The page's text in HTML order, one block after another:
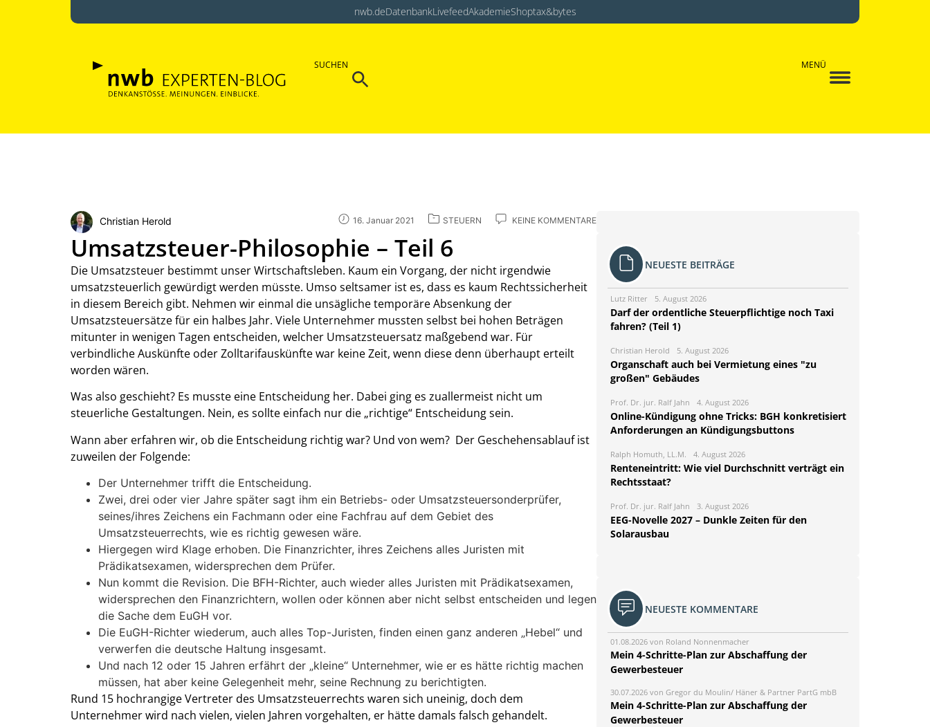
nwb.deDatenbankLivefeedAkademieShoptax&bytes
SUCHEN
Search
MENÜ
Christian Herold 16. Januar 2021 STEUERN KEINE KOMMENTARE
Umsatzsteuer-Philosophie – Teil 6
Die Umsatzsteuer bestimmt unser Wirtschaftsleben. Kaum ein Vorgang, der nicht irgendwie
umsatzsteuerlich gewürdigt werden müsste. Umso seltsamer ist es, dass es kaum Rechtssicherheit
in diesem Bereich gibt. Nehmen wir einmal die unsägliche temporäre Absenkung der
Umsatzsteuersätze für ein halbes Jahr. Viele Unternehmer mussten selbst bei hohen Beträgen
mitunter in wenigen Tagen entscheiden, welcher Umsatzsteuersatz maßgebend war. Für
verbindliche Auskünfte oder Zolltarifauskünfte war keine Zeit, wenn diese denn überhaupt erteilt
worden wären.
Was also geschieht? Es musste eine Entscheidung her. Dabei ging es zuallermeist nicht um
steuerliche Gestaltungen. Nein, es sollte einfach nur die „richtige“ Entscheidung sein.
Wann aber erfahren wir, ob die Entscheidung richtig war? Und von wem? Der Geschehensablauf ist
zuweilen der Folgende:
Der Unternehmer trifft die Entscheidung.
Zwei, drei oder vier Jahre später sagt ihm ein Betriebs- oder Umsatzsteuersonderprüfer,
seines/ihres Zeichens ein Fachmann oder eine Fachfrau auf dem Gebiet des
Umsatzsteuerrechts, wie es richtig gewesen wäre.
Hiergegen wird Klage erhoben. Die Finanzrichter, ihres Zeichens alles Juristen mit
Prädikatsexamen, widersprechen dem Prüfer.
Nun kommt die Revision. Die BFH-Richter, auch wieder alles Juristen mit Prädikatsexamen,
widersprechen den Finanzrichtern, wollen oder können aber nicht selbst entscheiden und legen
die Sache dem EuGH vor.
Die EuGH-Richter wiederum, auch alles Top-Juristen, finden einen ganz anderen „Hebel“ und
verwerfen die deutsche Haltung insgesamt.
Und nach 12 oder 15 Jahren erfährt der „kleine“ Unternehmer, wie er es hätte richtig machen
müssen, hat aber keine Gelegenheit mehr, seine Rechnung zu berichtigten.
Rund 15 hochrangige Vertreter des Umsatzsteuerrechts waren sich uneinig, doch dem
Unternehmer wird nach vielen, vielen Jahren vorgehalten, er hätte damals falsch gehandelt.
NEUESTE BEITRÄGE
Lutz Ritter 5. August 2026
Darf der ordentliche Steuerpflichtige noch Taxi
fahren? (Teil 1)
Christian Herold 5. August 2026
Organschaft auch bei Vermietung eines "zu
großen" Gebäudes
Prof. Dr. jur. Ralf Jahn 4. August 2026
Online-Kündigung ohne Tricks: BGH konkretisiert
Anforderungen an Kündigungsbuttons
Ralph Homuth, LL.M. 4. August 2026
Renteneintritt: Wie viel Durchschnitt verträgt ein
Rechtsstaat?
Prof. Dr. jur. Ralf Jahn 3. August 2026
EEG-Novelle 2027 – Dunkle Zeiten für den
Solarausbau
NEUESTE KOMMENTARE
01.08.2026 von Roland Nonnenmacher
Mein 4-Schritte-Plan zur Abschaffung der
Gewerbesteuer
30.07.2026 von Gregor du Moulin/ Häner & Partner PartG mbB
Mein 4-Schritte-Plan zur Abschaffung der
Gewerbesteuer